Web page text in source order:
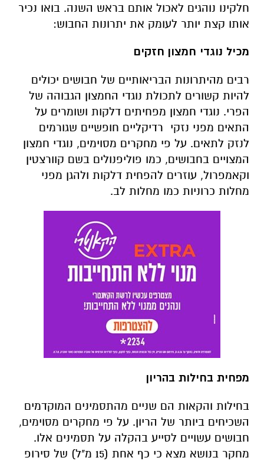
חלקינו נוהגים לאכול אותם בראש השנה. בואו נכיר
אותו קצת יותר לעומק את יתרונות החבוש:
מכיל נוגדי חמצון חזקים
רבים מהיתרונות הבריאותיים של חבושים יכולים
להיות קשורים לתכולת נוגדי החמצון הגבוהה של
הפרי. נוגדי חמצון מפחיתים דלקות ושומרים על
התאים מפני נזקי רדיקליים חופשיים שגורמים
לנזק לתאים. על פי מחקרים מסוימים, נוגדי חמצון
המצויים בחבושים, כמו פוליפנולים בשם קוורצטין
וקאמפרול, עוזרים להפחית דלקות ולהגן מפני
מחלות כרוניות כמו מחלות לב.
מפחית בחילות בהריון
בחילות והקאות הם שניים מהתסמינים המוקדמים
השכיחים ביותר של הריון. על פי מחקרים מסוימים,
חבושים עשויים לסייע בהקלה על תסמינים אלו.
מחקר בנושא מצא כי כף אחת (15 מ"ל) של סירופ